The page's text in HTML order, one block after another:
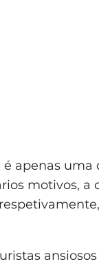
apenas
motivos, a